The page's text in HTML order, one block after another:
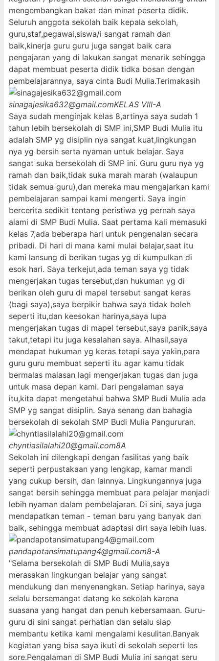
mengembangkan bakat dan minat peserta didik.
Seluruh anggota sekolah baik kepala sekolah,
guru,staf,pegawai,siswa/i sangat ramah dan
baik,kinerja guru guru juga sangat baik cara
pengajaran yang di lakukan sangat menarik sehingga
dapat membuat peserta didik tidka bosan dengan
pembelajarannya, saya cinta Budi Mulia.Terimakasih
sinagajesika632@gmail.comKELAS VIII-A
Saya sudah menginjak kelas 8,artinya saya sudah 1
tahun lebih bersekolah di SMP ini,SMP Budi Mulia itu
adalah SMP yg disiplin nya sangat kuat,lingkungan
nya yg bersih serta nyaman untuk belajar. Saya
sangat suka bersekolah di SMP ini. Guru guru nya yg
ramah dan baik,tidak suka marah marah (walaupun
tidak semua guru),dan mereka mau mengajarkan kami
pembelajaran sampai kami mengerti. Saya ingin
bercerita sedikit tentang peristiwa yg pernah saya
alami di SMP Budi Mulia. Saat pertama kali memasuki
kelas 7,ada beberapa hari untuk pengenalan secara
pribadi. Di hari di mana kami mulai belajar,saat itu
kami lansung di berikan tugas yg di kumpulkan di
esok hari. Saya terkejut,ada teman saya yg tidak
mengerjakan tugas tersebut,dan hukuman yg di
berikan oleh guru di mapel tersebut sangat keras
(bagi saya),saya berpikir bahwa saya tidak boleh
seperti itu,dan keesokan harinya,saya lupa
mengerjakan tugas di mapel tersebut,saya panik,saya
takut,tetapi itu juga kesalahan saya. Alhasil,saya
mendapat hukuman yg keras tetapi saya yakin,para
guru guru membuat seperti itu agar kamu tidak
bermalas malasan lagi mengerjakan tugas dan juga
untuk masa depan kami. Dari pengalaman saya
itu,kita dapat mengetahui bahwa SMP Budi Mulia ada
SMP yg sangat disiplin. Saya senang dan bahagia
bersekolah di sekolah SMP Budi Mulia Pangururan.
chyntiasilalahi20@gmail.com8A
Sekolah ini dilengkapi dengan fasilitas yang baik
seperti perpustakaan yang lengkap, kamar mandi
yang cukup bersih, dan lainnya. Lingkungannya juga
sangat bersih sehingga membuat para pelajar menjadi
lebih nyaman dalam pembelajaran. Di sini, saya juga
mendapatkan teman - teman baru yang banyak dan
baik, sehingga membuat adaptasi diri saya lebih luas.
pandapotansimatupang4@gmail.com8-A
"Selama bersekolah di SMP Budi Mulia,saya
merasakan lingkungan belajar yang sangat
mendukung dan menyenangkan. Setiap harinya, saya
selalu bersemangat datang ke sekolah karena
suasana yang hangat dan penuh kebersamaan. Guru-
guru di sini sangat perhatian dan selalu siap
membantu ketika kami mengalami kesulitan.Banyak
kegiatan yang bisa saya ikuti di sekolah seperti les
sore.Pengalaman di SMP Budi Mulia ini sangat seru